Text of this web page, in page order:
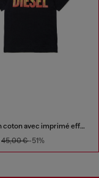
T-shirt en coton avec imprimé effet feu
45,00 €-51%